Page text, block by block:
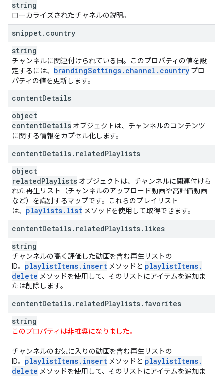
string
ローカライズされたチャネルの説明。
snippet. country
string
チャンネルに関連付けられている国。このプロパティの値を設
定するには、 brandingSettings. channel . country プロ
パティの値を更新します。
contentDetails
object
contentDetails オブジェクトは、チャンネルのコンテンツ
に関する情報をカプセル化します。
contentDetails. relatedPlaylists
object
relatedPlaylists オブジェクトは、チャンネルに関連付けら
れた再生リスト（チャンネルのアップロード動画や高評価動画
など）を識別するマップです。これらのプレイリスト
は、 playlists. list メソッドを使用して取得できます。
contentDetails. relatedPlaylists. likes
string
チャンネルの高く評価した動画を含む再生リストの
ID。 playlistItems. insert メソッドと playlistItems.
delete メソッドを使用して、そのリストにアイテムを追加ま
たは削除します。
contentDetails. relatedPlaylists. favorites
string
このプロパティは非推奨になりました。
チャンネルのお気に入りの動画を含む再生リストの
ID。 playlistItems. insert メソッドと playlistItems.
delete メソッドを使用して、そのリストにアイテムを追加ま